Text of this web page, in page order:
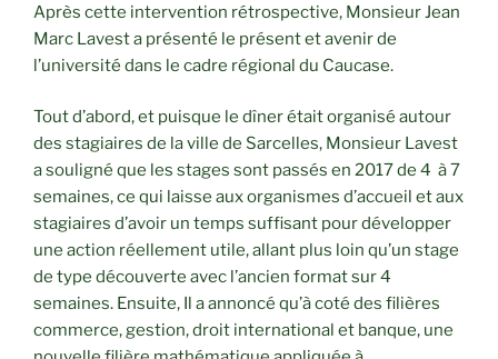
Après cette intervention rétrospective, Monsieur Jean
Marc Lavest a présenté le présent et avenir de
l’université dans le cadre régional du Caucase.
Tout d’abord, et puisque le dîner était organisé autour
des stagiaires de la ville de Sarcelles, Monsieur Lavest
a souligné que les stages sont passés en 2017 de 4 à 7
semaines, ce qui laisse aux organismes d’accueil et aux
stagiaires d’avoir un temps suffisant pour développer
une action réellement utile, allant plus loin qu’un stage
de type découverte avec l’ancien format sur 4
semaines. Ensuite, Il a annoncé qu’à coté des filières
commerce, gestion, droit international et banque, une